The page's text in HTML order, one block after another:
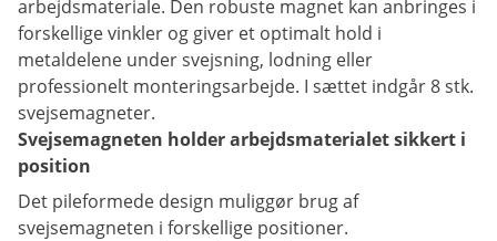
arbejdsmateriale. Den robuste magnet kan anbringes i
forskellige vinkler og giver et optimalt hold i
metaldelene under svejsning, lodning eller
professionelt monteringsarbejde. I sættet indgår 8 stk.
svejsemagneter.
Svejsemagneten holder arbejdsmaterialet sikkert i
position
Det pileformede design muliggør brug af
svejsemagneten i forskellige positioner.